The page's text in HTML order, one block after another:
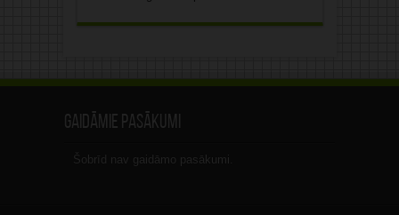
Gaidāmie pasākumi
Šobrīd nav gaidāmo pasākumi.